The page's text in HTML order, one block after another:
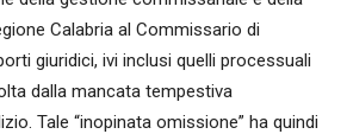
Calabria al Commissario di
giuridici, ivi inclusi quelli processuali
dalla mancata tempestiva
Tale “inopinata omissione” ha quindi